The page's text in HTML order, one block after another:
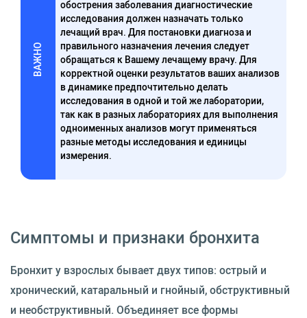
ВАЖНО
обострения заболевания диагностические
исследования должен назначать только
лечащий врач. Для постановки диагноза и
правильного назначения лечения следует
обращаться к Вашему лечащему врачу. Для
корректной оценки результатов ваших анализов
в динамике предпочтительно делать
исследования в одной и той же лаборатории,
так как в разных лабораториях для выполнения
одноименных анализов могут применяться
разные методы исследования и единицы
измерения.
Симптомы и признаки бронхита
Бронхит у взрослых бывает двух типов: острый и
хронический, катаральный и гнойный, обструктивный
и необструктивный. Объединяет все формы